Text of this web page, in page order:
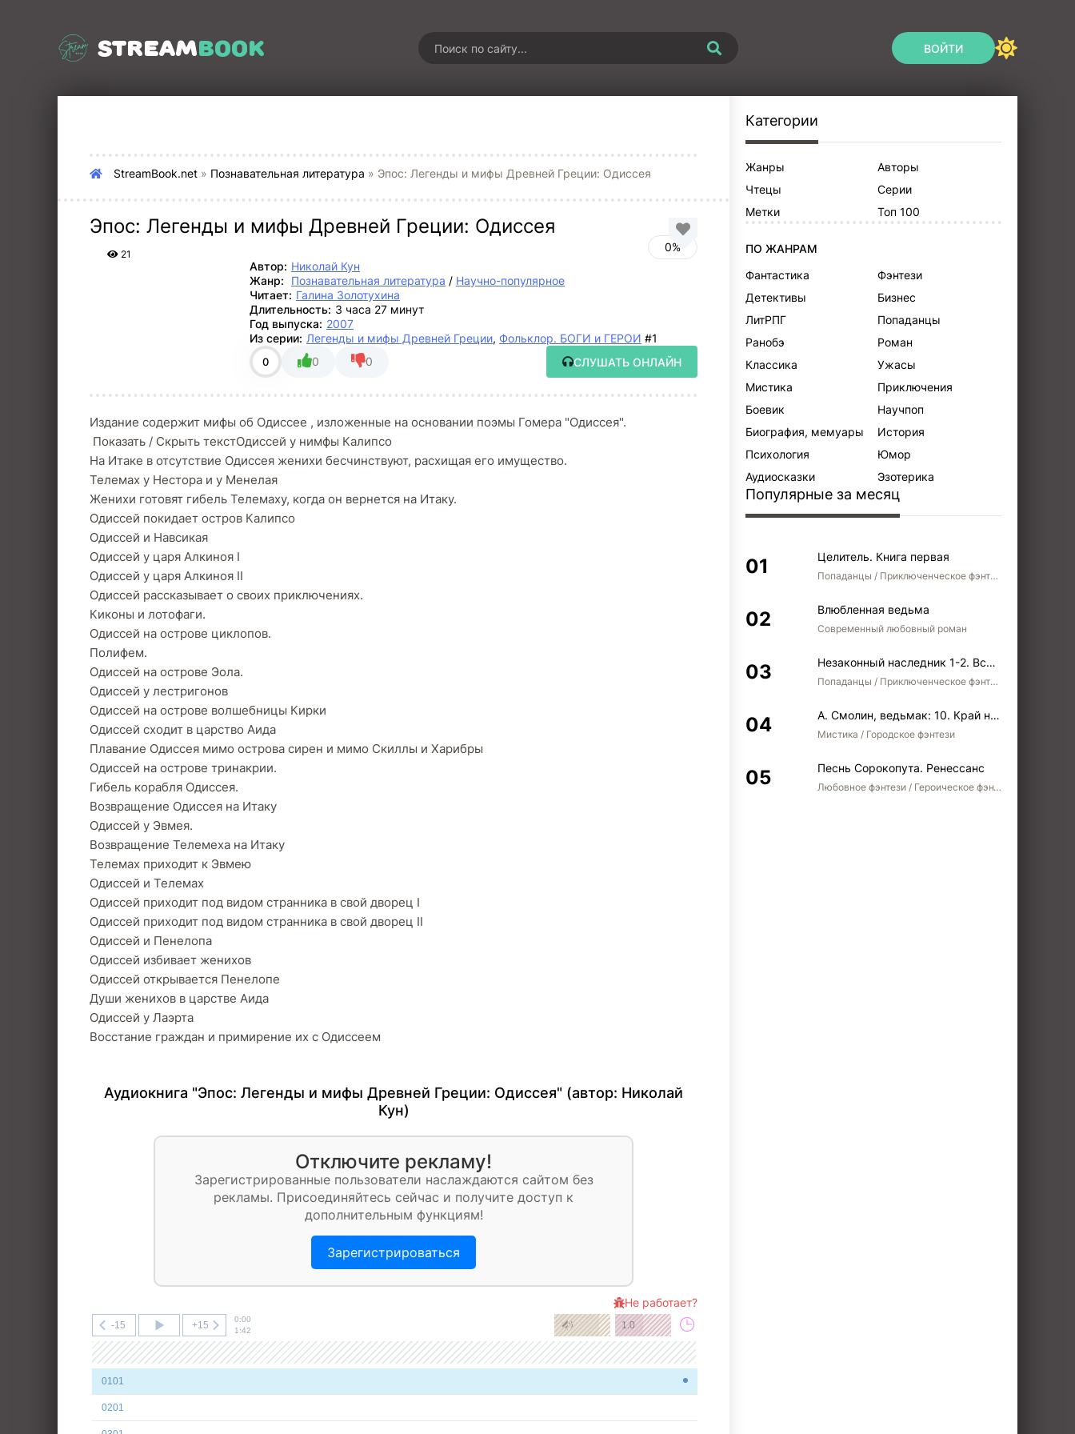
STREAMBOOK ВОЙТИ
StreamBook.net » Познавательная литература » Эпос: Легенды и мифы Древней Греции: Одиссея
Эпос: Легенды и мифы Древней Греции: Одиссея
21
0%
Автор: Николай Кун
Жанр:
Познавательная литература / Научно-популярное
Читает: Галина Золотухина
Длительность: 3 часа 27 минут
Год выпуска: 2007
Из серии: Легенды и мифы Древней Греции, Фольклор. БОГИ и ГЕРОИ #1
0 0 0 СЛУШАТЬ ОНЛАЙН
Издание содержит мифы об Одиссее , изложенные на основании поэмы Гомера "Одиссея".
Показать / Скрыть текстОдиссей у нимфы Калипсо
На Итаке в отсутствие Одиссея женихи бесчинствуют, расхищая его имущество.
Телемах у Нестора и у Менелая
Женихи готовят гибель Телемаху, когда он вернется на Итаку.
Одиссей покидает остров Калипсо
Одиссей и Навсикая
Одиссей у царя Алкиноя I
Одиссей у царя Алкиноя II
Одиссей рассказывает о своих приключениях.
Киконы и лотофаги.
Одиссей на острове циклопов.
Полифем.
Одиссей на острове Эола.
Одиссей у лестригонов
Одиссей на острове волшебницы Кирки
Одиссей сходит в царство Аида
Плавание Одиссея мимо острова сирен и мимо Скиллы и Харибры
Одиссей на острове тринакрии.
Гибель корабля Одиссея.
Возвращение Одиссея на Итаку
Одиссей у Эвмея.
Возвращение Телемеха на Итаку
Телемах приходит к Эвмею
Одиссей и Телемах
Одиссей приходит под видом странника в свой дворец I
Одиссей приходит под видом странника в свой дворец II
Одиссей и Пенелопа
Одиссей избивает женихов
Одиссей открывается Пенелопе
Души женихов в царстве Аида
Одиссей у Лаэрта
Восстание граждан и примирение их с Одиссеем
Аудиокнига "Эпос: Легенды и мифы Древней Греции: Одиссея" (автор: Николай
Кун)
Отключите рекламу!
Зарегистрированные пользователи наслаждаются сайтом без
рекламы. Присоединяйтесь сейчас и получите доступ к
дополнительным функциям!
Зарегистрироваться
-15 +15
0:00
1:42
1.0
0101
0201
Не работает?
Категории
Жанры
Авторы
Чтецы
Серии
Метки
Топ 100
ПО ЖАНРАМ
Фантастика
Фэнтези
Детективы
Бизнес
ЛитРПГ
Попаданцы
Ранобэ
Роман
Классика
Ужасы
Мистика
Приключения
Боевик
Научпоп
Биография, мемуары
История
Психология
Юмор
Аудиосказки
Эзотерика
Популярные за месяц
Целитель. Книга первая
Попаданцы / Приключенческое фэнтези / Боевое фэнтези
Влюбленная ведьма
Современный любовный роман
Незаконный наследник 1-2. Вспомнить, кем был. Стать собой. Остаться собой
Попаданцы / Приключенческое фэнтези / Боевое фэнтези / Юмористическое фэнтези
А. Смолин, ведьмак: 10. Край неба
Мистика / Городское фэнтези
Песнь Сорокопута. Ренессанс
Любовное фэнтези / Героическое фэнтези